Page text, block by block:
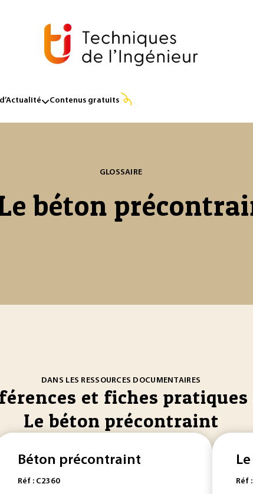
Contenus gratuits
GLOSSAIRE
béton
DANS LES RESSOURCES DOCUMENTAIRES
et fiches pratiques
Le béton précontraint
Béton précontraint
Réf : C2360 Réf